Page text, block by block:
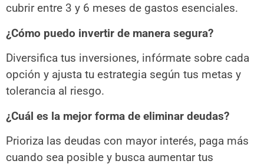
cubrir entre 3 y 6 meses de gastos esenciales.
¿Cómo puedo invertir de manera segura?
Diversifica tus inversiones, infórmate sobre cada
opción y ajusta tu estrategia según tus metas y
tolerancia al riesgo.
¿Cuál es la mejor forma de eliminar deudas?
Prioriza las deudas con mayor interés, paga más
cuando sea posible y busca aumentar tus